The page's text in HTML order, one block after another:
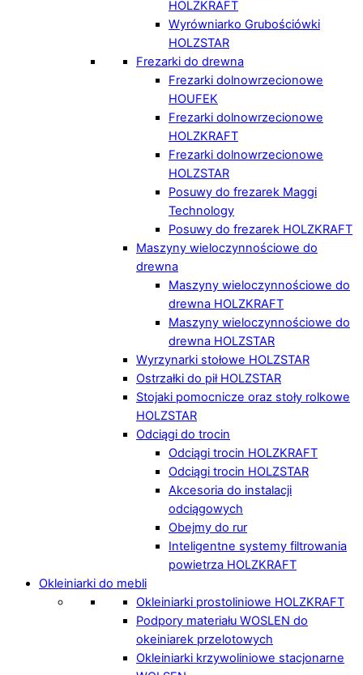
HOLZKRAFT
Wyrówniarko Grubościówki
HOLZSTAR
Frezarki do drewna
Frezarki dolnowrzecionowe
HOUFEK
Frezarki dolnowrzecionowe
HOLZKRAFT
Frezarki dolnowrzecionowe
HOLZSTAR
Posuwy do frezarek Maggi
Technology
Posuwy do frezarek HOLZKRAFT
Maszyny wieloczynnościowe do
drewna
Maszyny wieloczynnościowe do
drewna HOLZKRAFT
Maszyny wieloczynnościowe do
drewna HOLZSTAR
Wyrzynarki stołowe HOLZSTAR
Ostrzałki do pił HOLZSTAR
Stojaki pomocnicze oraz stoły rolkowe
HOLZSTAR
Odciągi do trocin
Odciągi trocin HOLZKRAFT
Odciągi trocin HOLZSTAR
Akcesoria do instalacji
odciągowych
Obejmy do rur
Inteligentne systemy filtrowania
powietrza HOLZKRAFT
Okleiniarki do mebli
Okleiniarki prostoliniowe HOLZKRAFT
Podpory materiału WOSLEN do
okeiniarek przelotowych
Okleiniarki krzywoliniowe stacjonarne